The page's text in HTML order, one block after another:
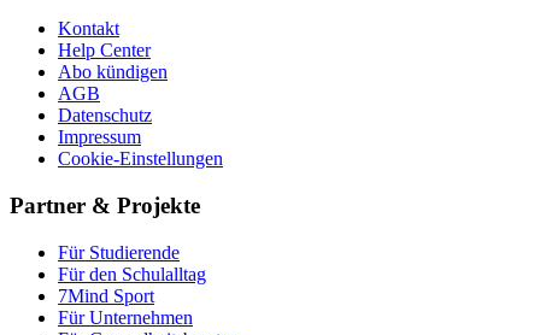
Kontakt
Help Center
Abo kündigen
AGB
Datenschutz
Impressum
Cookie-Einstellungen
Partner & Projekte
Für Stu­die­rende
Für den Schulalltag
7Mind Sport
Für Unter­neh­men